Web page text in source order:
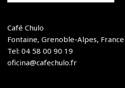
Café Chulo
Fontaine, Grenoble-Alpes, France
Tel: 04 58 00 90 19
oficina@cafechulo.fr